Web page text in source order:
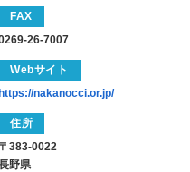
FAX
26-7007
Webサイト
https://nakanocci.or.jp/
住所
383-0022
野県